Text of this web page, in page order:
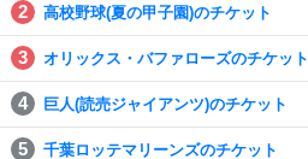
高校野球(夏の甲子園)のチケット
オリックス・バファローズのチケット
巨人(読売ジャイアンツ)のチケット
千葉ロッテマリーンズのチケット